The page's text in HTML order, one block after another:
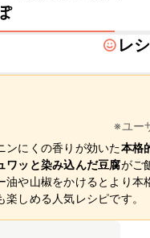
レ
※ユー
ンにくの香りが効いた本格
ワッと染み込んだ豆腐がご
油や山椒をかけるとより
楽しめる人気レシピです。